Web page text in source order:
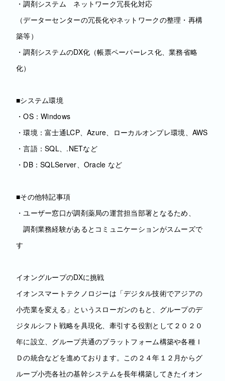
・調剤システム ネットワーク冗長化対応
（データーセンターの冗長化やネットワークの整理・再構
築等）
・調剤システムのDX化（帳票ペーパーレス化、業務省略
化）
■システム環境
・OS：Windows
・環境：富士通LCP、Azure、ローカルオンプレ環境、AWS
・言語：SQL、.NETなど
・DB：SQLServer、Oracle など
■その他特記事項
・ユーザー窓口が調剤薬局の運営担当部署となるため、
調剤業務経験があるとコミュニケーションがスムーズで
す
イオングループのDXに挑戦
イオンスマートテクノロジーは「デジタル技術でアジアの
小売業を変える」というスローガンのもと、グループのデ
ジタルシフト戦略を具現化、牽引する役割として２０２０
年に設立、グループ共通のプラットフォーム構築や各種Ｉ
Ｄの統合などを進めております。この２４年１２月からグ
ループ小売各社の基幹システムを長年構築してきたイオン